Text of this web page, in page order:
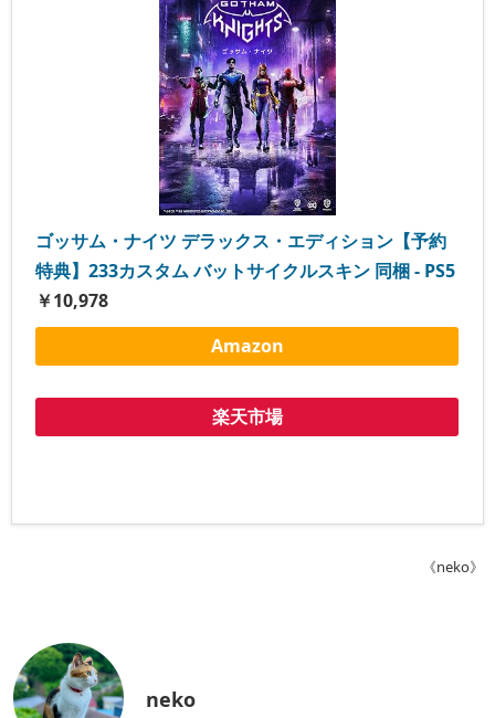
ゴッサム・ナイツ デラックス・エディション【予約
特典】233カスタム バットサイクルスキン 同梱 - PS5
￥10,978
Amazon
楽天市場
《neko》
neko